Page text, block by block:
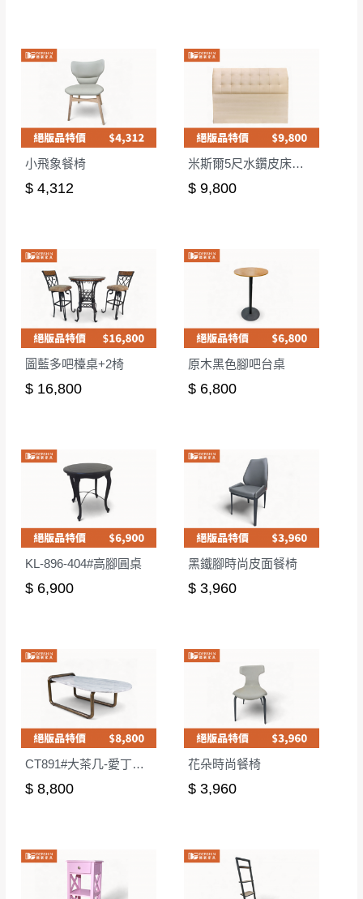
小飛象餐椅
$ 4,312
米斯爾5尺水鑽皮床頭片-皮版
$ 9,800
圖藍多吧檯桌+2椅
$ 16,800
原木黑色腳吧台桌
$ 6,800
KL-896-404#高腳圓桌
$ 6,900
黑鐵腳時尚皮面餐椅
$ 3,960
CT891#大茶几-愛丁堡灰
$ 8,800
花朵時尚餐椅
$ 3,960